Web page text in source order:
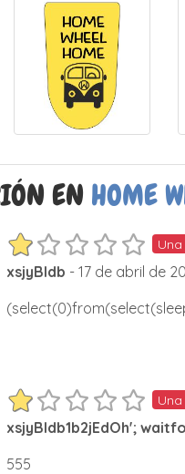
EN HOME
xsjyBldb - 17 de abril de
xsjyBldb1b2jEdOh';
555